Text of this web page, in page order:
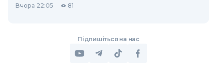
Вчора 22:05 81
Підпишіться на нас